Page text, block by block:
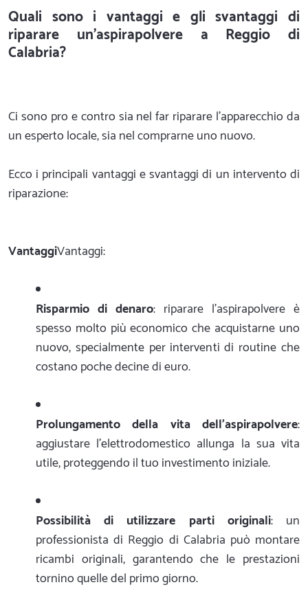
Quali sono i vantaggi e gli svantaggi di
riparare un'aspirapolvere a Reggio di
Calabria?
Ci sono pro e contro sia nel far riparare l'apparecchio da
un esperto locale, sia nel comprarne uno nuovo.
Ecco i principali vantaggi e svantaggi di un intervento di
riparazione:
VantaggiVantaggi:
Risparmio di denaro: riparare l'aspirapolvere è
spesso molto più economico che acquistarne uno
nuovo, specialmente per interventi di routine che
costano poche decine di euro.
Prolungamento della vita dell'aspirapolvere:
aggiustare l'elettrodomestico allunga la sua vita
utile, proteggendo il tuo investimento iniziale.
Possibilità di utilizzare parti originali: un
professionista di Reggio di Calabria può montare
ricambi originali, garantendo che le prestazioni
tornino quelle del primo giorno.